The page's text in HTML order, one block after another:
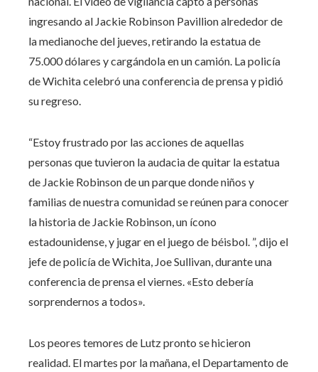
ingresando al Jackie Robinson Pavillion alrededor de
la medianoche del jueves, retirando la estatua de
75.000 dólares y cargándola en un camión. La policía
de Wichita celebró una conferencia de prensa y pidió
su regreso.
“Estoy frustrado por las acciones de aquellas
personas que tuvieron la audacia de quitar la estatua
de Jackie Robinson de un parque donde niños y
familias de nuestra comunidad se reúnen para conocer
la historia de Jackie Robinson, un ícono
estadounidense, y jugar en el juego de béisbol. ”, dijo el
jefe de policía de Wichita, Joe Sullivan, durante una
conferencia de prensa el viernes. «Esto debería
sorprendernos a todos».
Los peores temores de Lutz pronto se hicieron
realidad. El martes por la mañana, el Departamento de